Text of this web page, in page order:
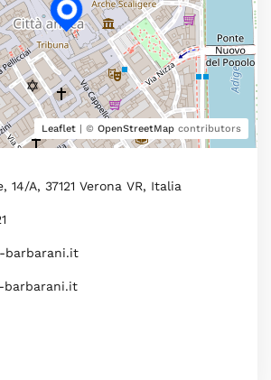
Leaflet | © OpenStreetMap contributors
14/A, 37121 Verona VR, Italia
barbarani.it
barbarani.it